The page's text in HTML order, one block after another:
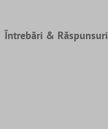
Întrebări & Răspunsuri